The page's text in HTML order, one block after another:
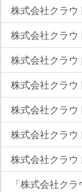
株式会社クラ
株式会社クラ
株式会社クラウ
株式会社クラウ
株式会社クラ
株式会社クラウ
株式会社クラウ
「株式会社ク